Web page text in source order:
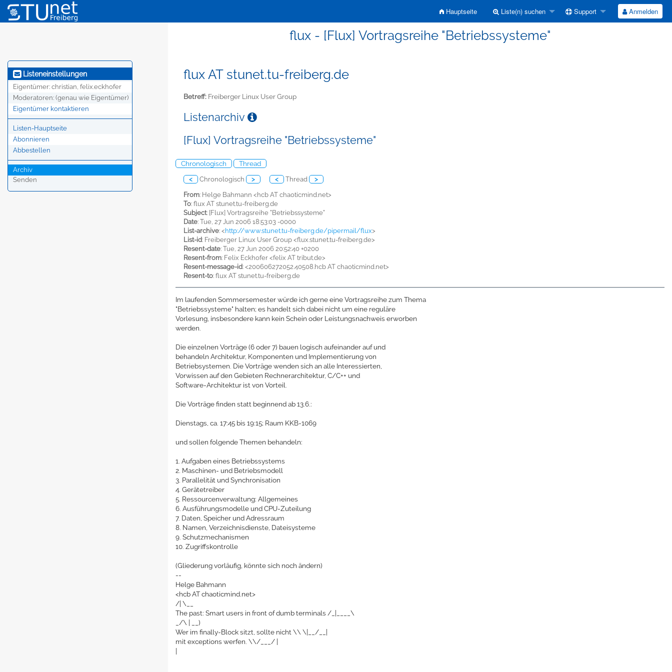
Hauptseite Liste(n) suchen Support Anmelden
flux - [Flux] Vortragsreihe "Betriebssysteme"
Listeneinstellungen
Eigentümer: christian, felix.eckhofer
Moderatoren: (genau wie Eigentümer)
Eigentümer kontaktieren
Listen-Hauptseite
Abonnieren
Abbestellen
Archiv
Senden
flux AT stunet.tu-freiberg.de
Betreff: Freiberger Linux User Group
Listenarchiv
[Flux] Vortragsreihe "Betriebssysteme"
Chronologisch Thread
< Chronologisch > < Thread >
From: Helge Bahmann <hcb AT chaoticmind.net>
To: flux AT stunet.tu-freiberg.de
Subject: [Flux] Vortragsreihe "Betriebssysteme"
Date: Tue, 27 Jun 2006 18:53:03 -0000
List-archive: <http://www.stunet.tu-freiberg.de/pipermail/flux>
List-id: Freiberger Linux User Group <flux.stunet.tu-freiberg.de>
Resent-date: Tue, 27 Jun 2006 20:52:40 +0200
Resent-from: Felix Eckhofer <felix AT tribut.de>
Resent-message-id: <200606272052.40508.hcb AT chaoticmind.net>
Resent-to: flux AT stunet.tu-freiberg.de
Im laufenden Sommersemester würde ich gerne eine Vortragsreihe zum Thema
"Betriebssysteme" halten; es handelt sich dabei nicht um eine reguläre
Vorlesung, insbesondere kann kein Schein oder Leistungsnachweis erworben
werden.
Die einzelnen Vorträge (6 oder 7) bauen logisch aufeinander auf und
behandeln Architektur, Komponenten und Implementierung von
Betriebsystemen. Die Vorträge wenden sich an alle Interessierten,
Vorwissen auf den Gebieten Rechnerarchitektur, C/C++ und
Software-Architektur ist von Vorteil.
Die Vorträge finden statt beginnend ab 13.6.:
Dienstags, ca. 17:45 bis 19:15; Raum KKB-1069
und sollen folgende Themen behandeln:
1. Aufgaben eines Betriebssystems
2. Maschinen- und Betriebsmodell
3. Parallelität und Synchronisation
4. Gerätetreiber
5. Ressourcenverwaltung: Allgemeines
6. Ausführungsmodelle und CPU-Zuteilung
7. Daten, Speicher und Adressraum
8. Namen, Verzeichnisdienste, Dateisysteme
9. Schutzmechanismen
10. Zugriffskontrolle
(Gliederung vorläufig, könnte sich noch ändern)
--
Helge Bahmann
<hcb AT chaoticmind.net>
/| \__
The past: Smart users in front of dumb terminals /_|____\
_/\ | __)
Wer im finally-Block sitzt, sollte nicht \\ \|__/__|
mit exceptions werfen. \\/___/ |